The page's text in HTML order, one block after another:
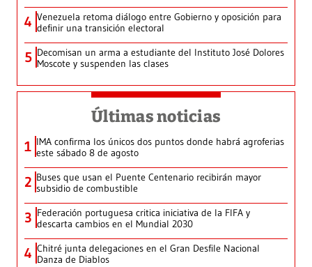
4 Venezuela retoma diálogo entre Gobierno y oposición para
definir una transición electoral
5 Decomisan un arma a estudiante del Instituto José Dolores
Moscote y suspenden las clases
Últimas noticias
1 IMA confirma los únicos dos puntos donde habrá agroferias
este sábado 8 de agosto
2 Buses que usan el Puente Centenario recibirán mayor
subsidio de combustible
3 Federación portuguesa critica iniciativa de la FIFA y
descarta cambios en el Mundial 2030
4 Chitré junta delegaciones en el Gran Desfile Nacional
Danza de Diablos